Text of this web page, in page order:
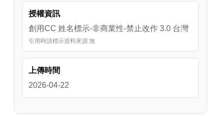
授權資訊
創用CC 姓名標示-非商業性-禁止改作 3.0 台灣
引用時請標示資料來源:無
上傳時間
2026-04-22